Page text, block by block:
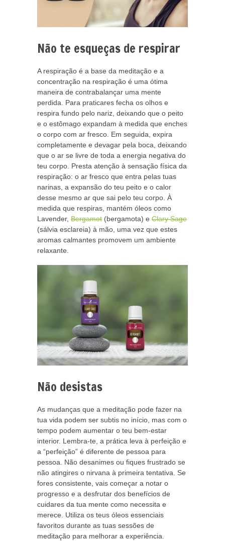
Não te esqueças de respirar
A respiração é a base da meditação e a
concentração na respiração é uma ótima
maneira de contrabalançar uma mente
perdida. Para praticares fecha os olhos e
respira fundo pelo nariz, deixando que o peito
e o estômago expandam à medida que enches
o corpo com ar fresco. Em seguida, expira
completamente e devagar pela boca, deixando
que o ar se livre de toda a energia negativa do
teu corpo. Presta atenção à sensação física da
respiração: o ar fresco que entra pelas tuas
narinas, a expansão do teu peito e o calor
desse mesmo ar que sai pelo teu corpo. À
medida que respiras, mantém óleos como
Lavender, Bergamot (bergamota) e Clary Sage
(sálvia esclareia) à mão, uma vez que estes
aromas calmantes promovem um ambiente
relaxante.
Não desistas
As mudanças que a meditação pode fazer na
tua vida podem ser subtis no início, mas com o
tempo podem aumentar o teu bem-estar
interior. Lembra-te, a prática leva à perfeição e
a “perfeição” é diferente de pessoa para
pessoa. Não desanimes ou fiques frustrado se
não atingires o nirvana à primeira tentativa. Se
fores consistente, vais começar a notar o
progresso e a desfrutar dos benefícios de
cuidares da tua mente como necessita e
merece. Utiliza os teus óleos essenciais
favoritos durante as tuas sessões de
meditação para melhorar a experiência.